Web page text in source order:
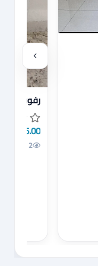
عرض
رفوف
5.00 JOD
2